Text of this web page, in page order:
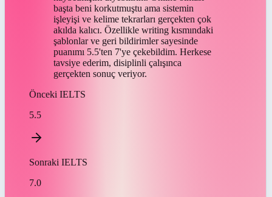
başta beni korkutmuştu ama sistemin
işleyişi ve kelime tekrarları gerçekten çok
akılda kalıcı. Özellikle writing kısmındaki
şablonlar ve geri bildirimler sayesinde
puanımı 5.5'ten 7'ye çekebildim. Herkese
tavsiye ederim, disiplinli çalışınca
gerçekten sonuç veriyor.
Önceki IELTS
5.5
Sonraki IELTS
7.0